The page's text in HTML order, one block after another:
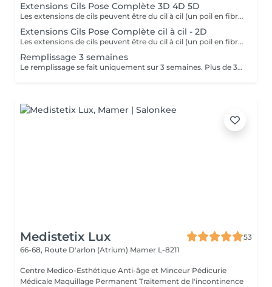
Extensions Cils Pose Complète 3D 4D 5D
Les extensions de cils peuvent être du cil à cil (un poil en fibre de soie posé sur un seul poil) ou en volume (plusieurs poils sont posés sur un seul poil) Ce soin à pour but d'allonger, de donner du volume au cil naturel et embellir l'il de la personne en prenant compte de la forme de son visage. Les cils sont en fibre de soie ou en micro fibre. Il existe plusieurs prestations d'extensions: Pose complète, pose aux , pose aux coins externes et pour une retouche (3 semaines pour combler les poils qui sont tombés). La première prestation dure entre 1h30 et 2 h suivant la technique choisie. Le remplissage dure environ 1 heure. La colle utilisée pour les extensions de cils doit avoir obtenu une autorisation de mise sur le marché européens . Les extensions tombent avec le cil naturel selon le cycle naturel de repousse des cils. Une nouvelle extension peut alors être posée tout en respectant le cil naissant. Elles peuvent être posées pour le quotidien ou bien à l'occasion de mariage, de fêtes de famille ou autres.
Extensions Cils Pose Complète cil à cil - 2D
Les extensions de cils peuvent être du cil à cil (un poil en fibre de soie posé sur un seul poil) ou en volume (plusieurs poils sont posés sur un seul poil) Ce soin à pour but d'allonger, de donner du volume au cil naturel et embellir l'il de la personne en prenant compte de la forme de son visage. Les cils sont en fibre de soie ou en micro fibre. Il existe plusieurs prestations d'extensions: Pose complète, pose aux , pose aux coins externes et pour une retouche (3 semaines pour combler les poils qui sont tombés). La première prestation dure entre 1h30 et 2 h suivant la technique choisie. Le remplissage dure environ 1 heure. La colle utilisée pour les extensions de cils doit avoir obtenu une autorisation de mise sur le marché européens . Les extensions tombent avec le cil naturel selon le cycle naturel de repousse des cils. Une nouvelle extension peut alors être posée tout en respectant le cil naissant. Elles peuvent être posées pour le quotidien ou bien à l'occasion de mariage, de fêtes de famille ou autres.
Remplissage 3 semaines
Le remplissage se fait uniquement sur 3 semaines. Plus de 3 semaines, il vous sera facturé de 65 à 80 euros en fonction de la durée de travail. Après une pose naturelle, un remplissage plus fourni sera compté en supplément de 15 euros.
Medistetix Lux
53
66-68, Route D'arlon (Atrium) Mamer L-8211
Centre Medico-Esthétique Anti-âge et Minceur Pédicurie
Médicale Maquillage Permanent Traitement de l'incontinence